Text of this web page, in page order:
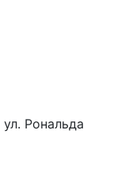
ул. Рональда